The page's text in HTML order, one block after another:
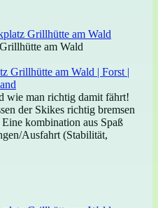
Grillhütte am Wald
am Wald
wie man richtig damit fährt!
der Skikes richtig bremsen
kombination aus Spaß
Ausfahrt (Stabilität,